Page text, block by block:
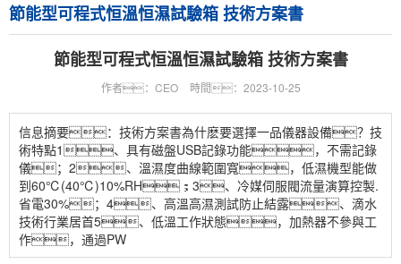
節能型可程式恒溫恒濕試驗箱 技術方案書
節能型可程式恒溫恒濕試驗箱 技術方案書
作者：CEO 時間：2023-10-25
信息摘要：技術方案書為什麽要選擇一品儀器設備？技
術特點1、具有磁盤USB記錄功能，不需記錄
儀；2、溫濕度曲線範圍寬，低濕機型能做
到60℃(40℃)10%RH；3、冷媒伺服閥流量演算控製.
省電30%；4、高溫高濕測試防止結露、滴水
技術行業居首5、低溫工作狀態，加熱器不參與工
作，通過PW